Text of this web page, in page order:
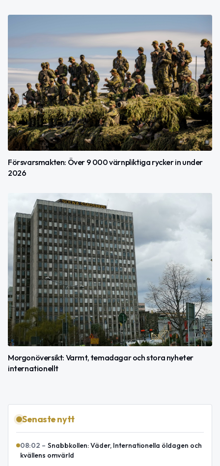
Försvarsmakten: Över 9 000 värnpliktiga rycker in under
2026
Morgonöversikt: Varmt, temadagar och stora nyheter
internationellt
Senaste nytt
08:02 – Snabbkollen: Väder, Internationella öldagen och
kvällens omvärld